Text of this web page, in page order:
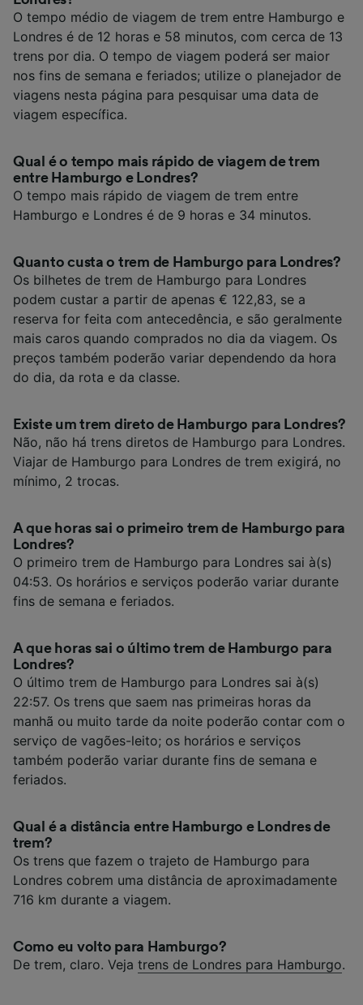
O tempo médio de viagem de trem entre Hamburgo e
Londres é de 12 horas e 58 minutos, com cerca de 13
trens por dia. O tempo de viagem poderá ser maior
nos fins de semana e feriados; utilize o planejador de
viagens nesta página para pesquisar uma data de
viagem específica.
Qual é o tempo mais rápido de viagem de trem
entre Hamburgo e Londres?
O tempo mais rápido de viagem de trem entre
Hamburgo e Londres é de 9 horas e 34 minutos.
Quanto custa o trem de Hamburgo para Londres?
Os bilhetes de trem de Hamburgo para Londres
podem custar a partir de apenas € 122,83, se a
reserva for feita com antecedência, e são geralmente
mais caros quando comprados no dia da viagem. Os
preços também poderão variar dependendo da hora
do dia, da rota e da classe.
Existe um trem direto de Hamburgo para Londres?
Não, não há trens diretos de Hamburgo para Londres.
Viajar de Hamburgo para Londres de trem exigirá, no
mínimo, 2 trocas.
A que horas sai o primeiro trem de Hamburgo para
Londres?
O primeiro trem de Hamburgo para Londres sai à(s)
04:53. Os horários e serviços poderão variar durante
fins de semana e feriados.
A que horas sai o último trem de Hamburgo para
Londres?
O último trem de Hamburgo para Londres sai à(s)
22:57. Os trens que saem nas primeiras horas da
manhã ou muito tarde da noite poderão contar com o
serviço de vagões-leito; os horários e serviços
também poderão variar durante fins de semana e
feriados.
Qual é a distância entre Hamburgo e Londres de
trem?
Os trens que fazem o trajeto de Hamburgo para
Londres cobrem uma distância de aproximadamente
716 km durante a viagem.
Como eu volto para Hamburgo?
De trem, claro. Veja trens de Londres para Hamburgo.